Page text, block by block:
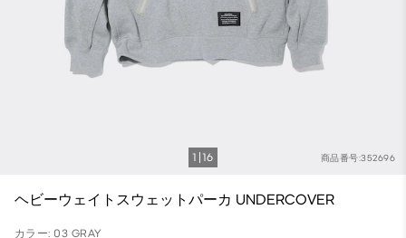
商品番号:352696
1 16
ヘビーウェイトスウェットパーカ UNDERCOVER
カラー: 03 GRAY